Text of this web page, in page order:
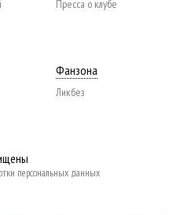
Пресса о клубе
Фанзона
Ликбез
персональных данных